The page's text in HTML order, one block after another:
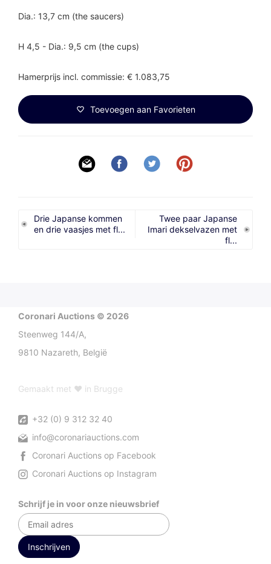
Dia.: 13,7 cm (the saucers)
H 4,5 - Dia.: 9,5 cm (the cups)
Hamerprijs incl. commissie: € 1.083,75
Toevoegen aan Favorieten
Drie Japanse kommen
en drie vaasjes met fl...
Twee paar Japanse
Imari dekselvazen met
fl...
Coronari Auctions © 2026
Steenweg 144/A,
9810 Nazareth, België
Gemaakt met ♥ in Brugge
+32 (0) 9 312 32 40
info@coronariauctions.com
Coronari Auctions op Facebook
Coronari Auctions op Instagram
Schrijf je in voor onze nieuwsbrief